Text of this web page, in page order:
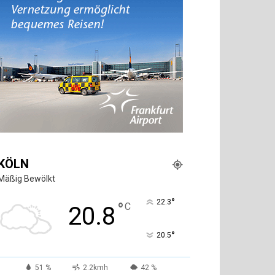
Bewölkt
20.8 °C 22.3°
20.5°
51 % 2.2kmh 42 %